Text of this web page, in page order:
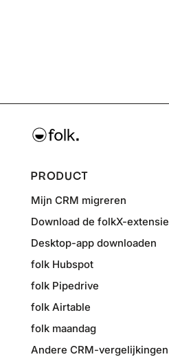
PRODUCT
Mijn CRM migreren
Download de folkX-extensie
Desktop-app downloaden
folk Hubspot
folk Pipedrive
folk Airtable
folk maandag
Andere CRM-vergelijkingen